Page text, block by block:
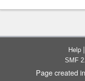
Help |
SMF
Page created